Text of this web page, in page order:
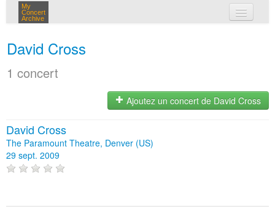
My
Concert
Archive
David Cross
1 concert
Ajoutez un concert de David Cross
David Cross
The Paramount Theatre, Denver (US)
29 sept. 2009